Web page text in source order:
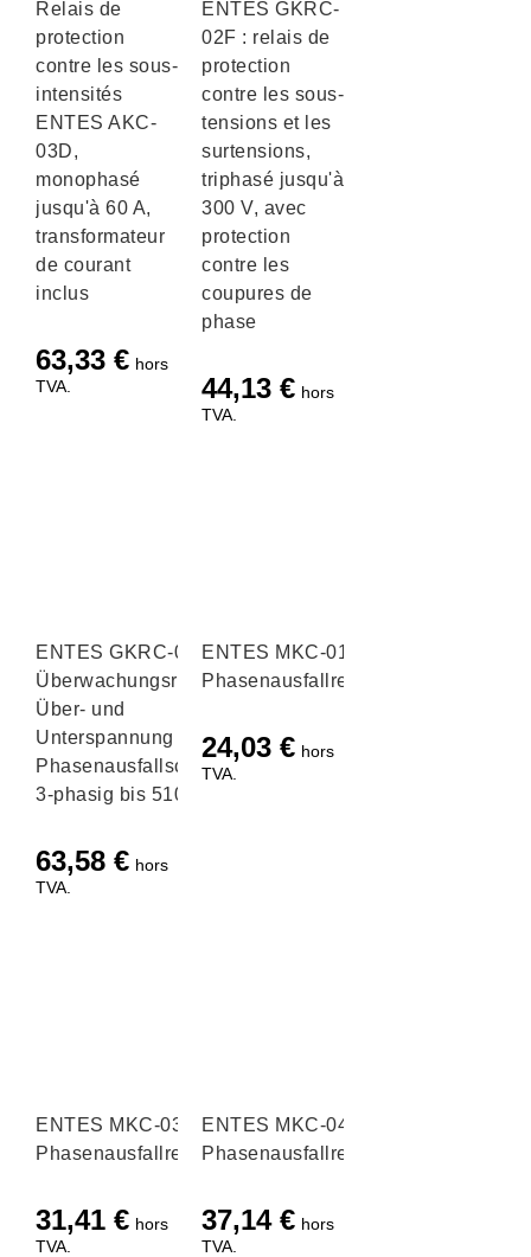
Relais de
protection
contre les sous-
intensités
ENTES AKC-
03D,
monophasé
jusqu'à 60 A,
transformateur
de courant
inclus
63,33 € hors
TVA.
ENTES GKRC-
02F : relais de
protection
contre les sous-
tensions et les
surtensions,
triphasé jusqu'à
300 V, avec
protection
contre les
coupures de
phase
44,13 € hors
TVA.
ENTES GKRC-03F
Überwachungsrelais
Über- und
Unterspannung mit
Phasenausfallschutz
3-phasig bis 510 V
63,58 € hors
TVA.
ENTES MKC-01
Phasenausfallrelais
24,03 € hors
TVA.
ENTES MKC-03
Phasenausfallrelais
31,41 € hors
TVA.
ENTES MKC-04
Phasenausfallrelais
37,14 € hors
TVA.